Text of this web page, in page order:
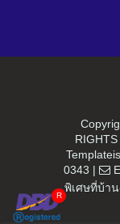
0343 |
พิเศษที่บ้า